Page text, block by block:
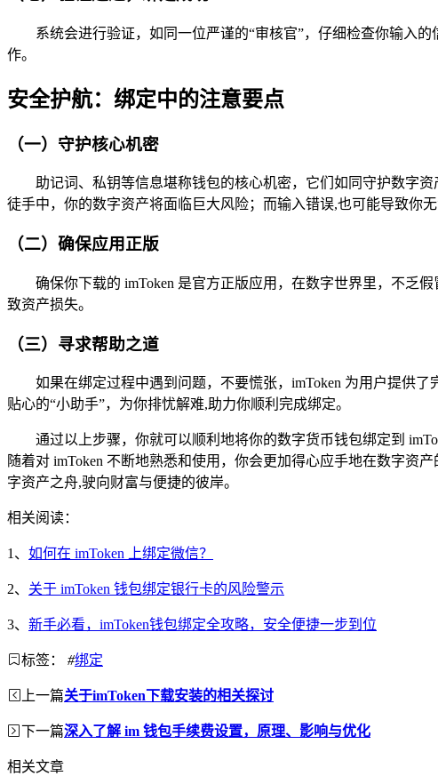
系统会进行验证，如同一位严谨的“审核官”，仔细检查你输入
作。
安全护航：绑定中的注意要点
（一）守护核心机密
助记词、私钥等信息堪称钱包的核心机密，它们如同守护数字
徒手中，你的数字资产将面临巨大风险；而输入错误,也可能导致你无
（二）确保应用正版
确保你下载的 imToken 是官方正版应用，在数字世界里，不乏
致资产损失。
（三）寻求帮助之道
如果在绑定过程中遇到问题，不要慌张，imToken 为用户提供
贴心的“小助手”，为你排忧解难,助力你顺利完成绑定。
通过以上步骤，你就可以顺利地将你的数字货币钱包绑定到
随着对 imToken 不断地熟悉和使用，你会更加得心应手地在数字资
字资产之舟,驶向财富与便捷的彼岸。
相关阅读：
1、 如何在 imToken 上绑定微信？
2、 关于 imToken 钱包绑定银行卡的风险警示
3、 新手必看，imToken钱包绑定全攻略，安全便捷一步到位
标签： #绑定
上一篇关于imToken下载安装的相关探讨
下一篇深入了解 im 钱包手续费设置，原理、影响与优化
相关文章